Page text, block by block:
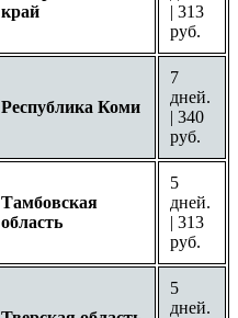
край
| 313
руб.
Республика Коми
7
дней.
| 340
руб.
Тамбовская
область
5
дней.
| 313
руб.
5
дней.